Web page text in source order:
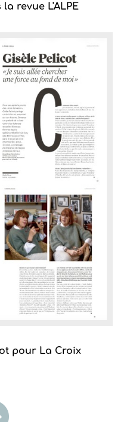
revue L'ALPE
pour La Croix